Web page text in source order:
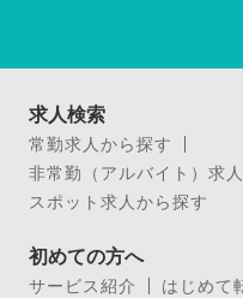
求人検索
常勤求人から探す
非常勤（アルバイト）求
スポット求人から探す
初めての方へ
サービス紹介
はじめて